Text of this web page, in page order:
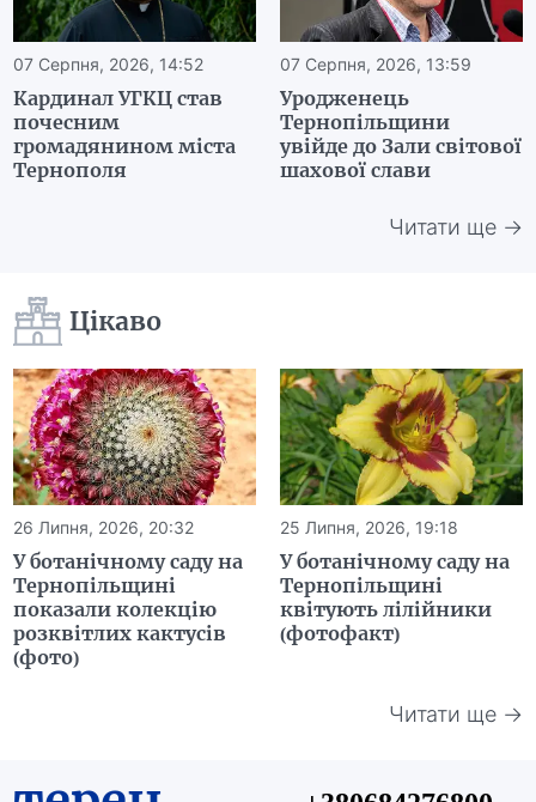
07 Серпня, 2026, 14:52
Кардинал УГКЦ став
почесним
громадянином міста
Тернополя
07 Серпня, 2026, 13:59
Уродженець
Тернопільщини
увійде до Зали світової
шахової слави
Читати ще →
Цікаво
26 Липня, 2026, 20:32
У ботанічному саду на
Тернопільщині
показали колекцію
розквітлих кактусів
(фото)
25 Липня, 2026, 19:18
У ботанічному саду на
Тернопільщині
квітують лілійники
(фотофакт)
Читати ще →